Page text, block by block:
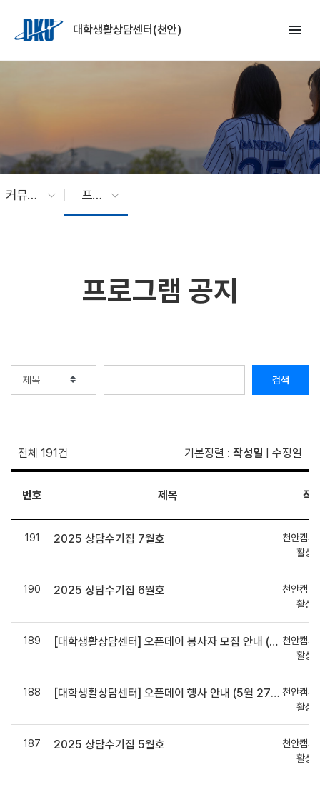
대학생활상담센터(천안)
menu
커뮤니티 프로그램 공지
프로그램 공지
검색
전체 191건 기본정렬 : 작성일 수정일
번호 제목 작
191 2025 상담수기집 7월호
천안캠퍼
활상
190 2025 상담수기집 6월호
천안캠퍼
활상
189 [대학생활상담센터] 오픈데이 봉사자 모집 안내 (봉사 3시간 부여 및 간식 제공) 천안캠퍼
활상
188 [대학생활상담센터] 오픈데이 행사 안내 (5월 27일 11:00~13:00 / 학생회관 1층 102-1호) 천안캠퍼
활상
187 2025 상담수기집 5월호
천안캠퍼
활상